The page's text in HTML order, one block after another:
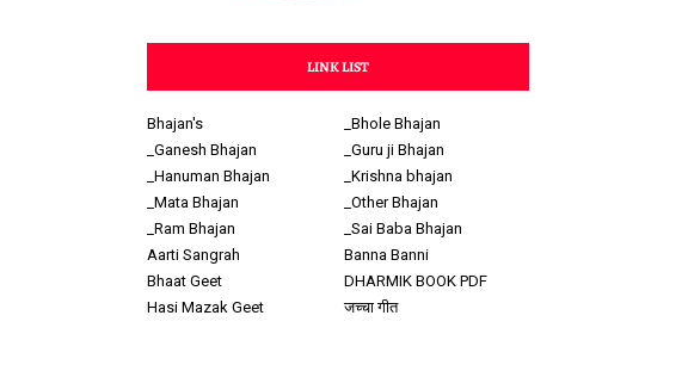
LINK LIST
Bhajan's
_Bhole Bhajan
_Ganesh Bhajan
_Guru ji Bhajan
_Hanuman Bhajan
_Krishna bhajan
_Mata Bhajan
_Other Bhajan
_Ram Bhajan
_Sai Baba Bhajan
Aarti Sangrah
Banna Banni
Bhaat Geet
DHARMIK BOOK PDF
Hasi Mazak Geet
जच्चा गीत